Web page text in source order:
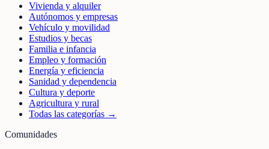
Vivienda y alquiler
Autónomos y empresas
Vehículo y movilidad
Estudios y becas
Familia e infancia
Empleo y formación
Energía y eficiencia
Sanidad y dependencia
Cultura y deporte
Agricultura y rural
Todas las categorías →
Comunidades